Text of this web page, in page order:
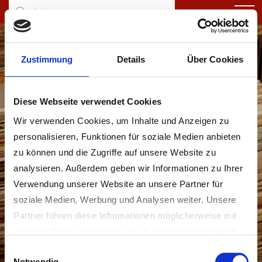
Zustimmung Details Über Cookies
Diese Webseite verwendet Cookies
Wir verwenden Cookies, um Inhalte und Anzeigen zu
personalisieren, Funktionen für soziale Medien anbieten
zu können und die Zugriffe auf unsere Website zu
analysieren. Außerdem geben wir Informationen zu Ihrer
Verwendung unserer Website an unsere Partner für
soziale Medien, Werbung und Analysen weiter. Unsere
Partner führen diese Informationen möglicherweise mit
Einwilligungsauswahl
AK Trisching